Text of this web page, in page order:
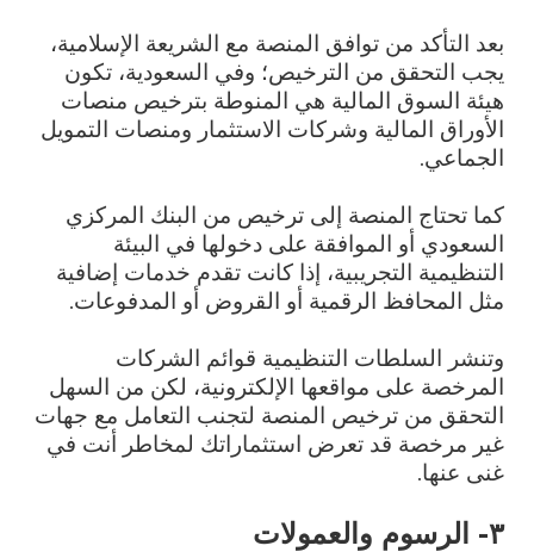
بعد التأكد من توافق المنصة مع الشريعة الإسلامية،
يجب التحقق من الترخيص؛ وفي السعودية، تكون
هيئة السوق المالية هي المنوطة بترخيص منصات
الأوراق المالية وشركات الاستثمار ومنصات التمويل
الجماعي.
كما تحتاج المنصة إلى ترخيص من البنك المركزي
السعودي أو الموافقة على دخولها في البيئة
التنظيمية التجريبية، إذا كانت تقدم خدمات إضافية
مثل المحافظ الرقمية أو القروض أو المدفوعات.
وتنشر السلطات التنظيمية قوائم الشركات
المرخصة على مواقعها الإلكترونية، لكن من السهل
التحقق من ترخيص المنصة لتجنب التعامل مع جهات
غير مرخصة قد تعرض استثماراتك لمخاطر أنت في
غنى عنها.
٣- الرسوم والعمولات